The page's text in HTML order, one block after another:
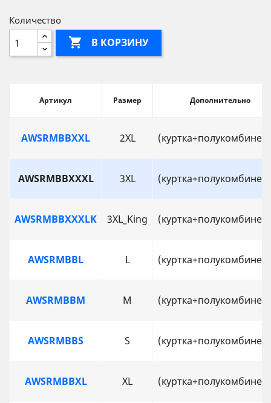
Количество
 В КОРЗИНУ
Артикул Размер Дополнительно
AWSRMBBXXL 2XL
AWSRMBBXXXL 3XL
AWSRMBBXXXLK 3XL_King
AWSRMBBL L
AWSRMBBM M
AWSRMBBS S
AWSRMBBXL XL